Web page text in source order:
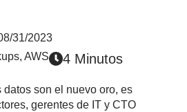
31/2023
, AWS 4 Minutos
son el nuevo oro, es
gerentes de IT y CTO